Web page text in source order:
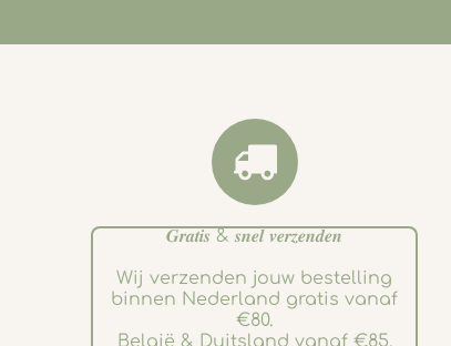
𝑮𝒓𝒂𝒕𝒊𝒔 & 𝒔𝒏𝒆𝒍 𝒗𝒆𝒓𝒛𝒆𝒏𝒅𝒆𝒏
Wij verzenden jouw bestelling
binnen Nederland gratis vanaf
€80.
België & Duitsland vanaf €85.